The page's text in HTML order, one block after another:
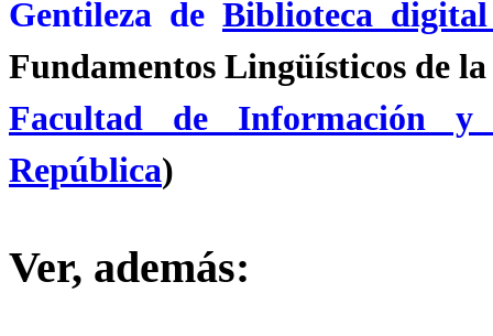
Gentileza de Biblioteca
Fundamentos Lingüísticos de
Facultad de Información y
República)
Ver, además: